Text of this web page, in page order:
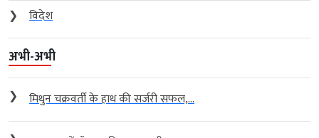
❯
विदेश
अभी-अभी
❯ मिथुन चक्रवर्ती के हाथ की सर्जरी सफल,...